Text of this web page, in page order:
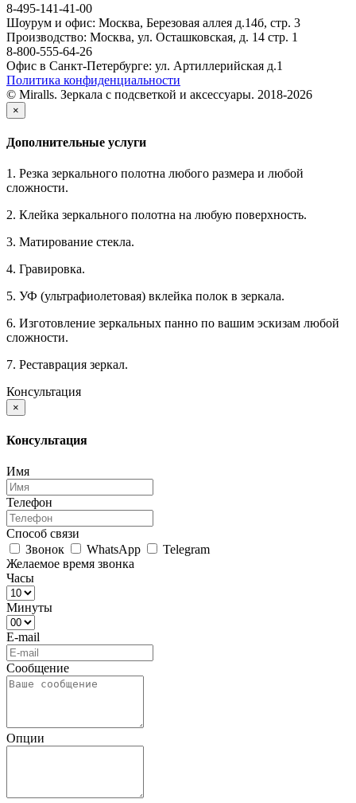
8-495-141-41-00
Шоурум и офис: Москва, Березовая аллея д.14б, стр. 3
Производство: Москва, ул. Осташковская, д. 14 стр. 1
8-800-555-64-26
Офис в Санкт-Петербурге: ул. Артиллерийская д.1
Политика конфиденциальности
© Miralls. Зеркала с подсветкой и аксессуары. 2018-2026
×
Дополнительные услуги
1. Резка зеркального полотна любого размера и любой
сложности.
2. Клейка зеркального полотна на любую поверхность.
3. Матирование стекла.
4. Гравировка.
5. УФ (ультрафиолетовая) вклейка полок в зеркала.
6. Изготовление зеркальных панно по вашим эскизам любой
сложности.
7. Реставрация зеркал.
Консультация
×
Консультация
Имя
Телефон
Способ связи
Звонок
WhatsApp
Telegram
Желаемое время звонка
Часы
Минуты
E-mail
Сообщение
Опции